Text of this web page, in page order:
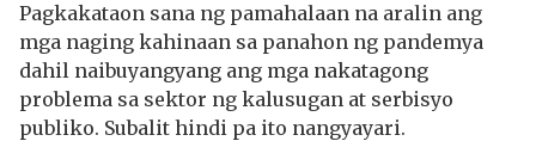
Pagkakataon sana ng pamahalaan na aralin ang
mga naging kahinaan sa panahon ng pandemya
dahil naibuyangyang ang mga nakatagong
problema sa sektor ng kalusugan at serbisyo
publiko. Subalit hindi pa ito nangyayari.